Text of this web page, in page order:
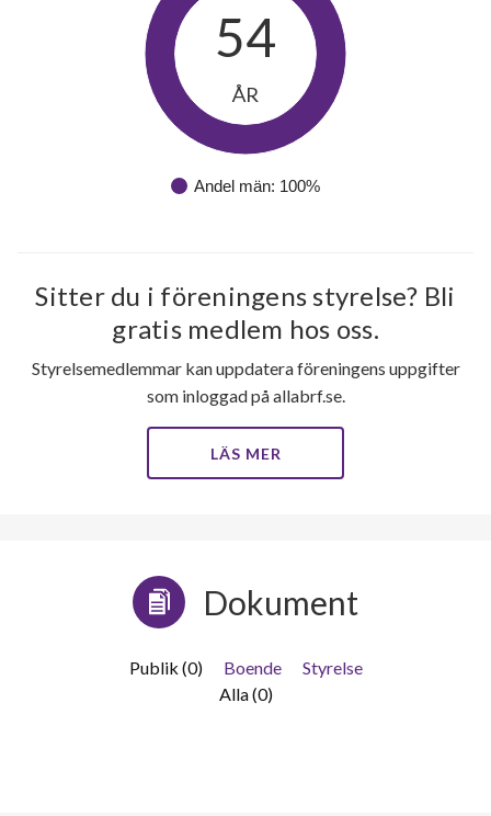
Andel män: 100%
54
ÅR
Sitter du i föreningens styrelse? Bli
gratis medlem hos oss.
Styrelsemedlemmar kan uppdatera föreningens uppgifter
som inloggad på allabrf.se.
LÄS MER
Dokument
Publik (0) Boende
Styrelse
Alla (0)